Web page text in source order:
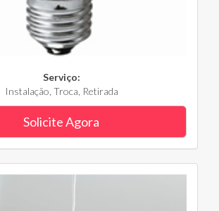
Serviço:
Instalação, Troca, Retirada
Solicite Agora